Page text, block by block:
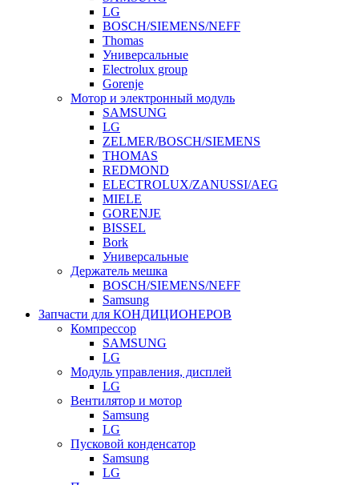
LG
BOSCH/SIEMENS/NEFF
Thomas
Универсальные
Electrolux group
Gorenje
Мотор и электронный модуль
SAMSUNG
LG
ZELMER/BOSCH/SIEMENS
THOMAS
REDMOND
ELECTROLUX/ZANUSSI/AEG
MIELE
GORENJE
BISSEL
Bork
Универсальные
Держатель мешка
BOSCH/SIEMENS/NEFF
Samsung
Запчасти для КОНДИЦИОНЕРОВ
Компрессор
SAMSUNG
LG
Модуль управления, дисплей
LG
Вентилятор и мотор
Samsung
LG
Пусковой конденсатор
Samsung
LG